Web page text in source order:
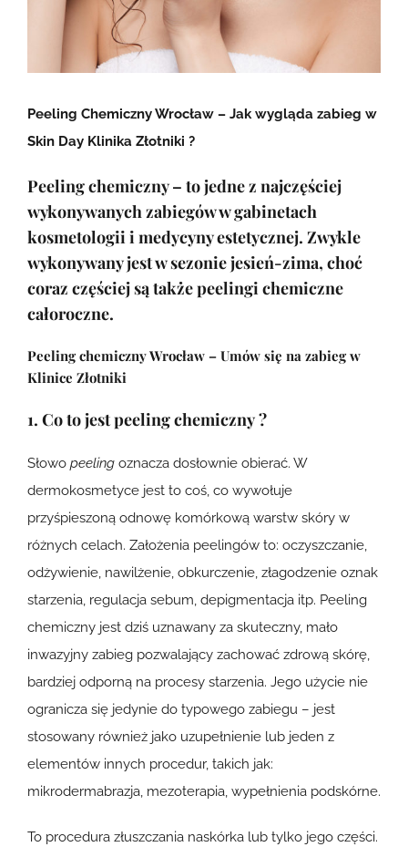
Peeling Chemiczny Wrocław – Jak wygląda zabieg w
Skin Day Klinika Złotniki ?
Peeling chemiczny – to jedne z najczęściej
wykonywanych zabiegów w gabinetach
kosmetologii i medycyny estetycznej. Zwykle
wykonywany jest w sezonie jesień-zima, choć
coraz częściej są takżepeelingi chemiczne
całoroczne.
Peeling chemiczny Wrocław – Umów się na zabieg w
Klinice Złotniki
1. Co to jestpeeling chemiczny?
Słowo peeling oznacza dosłownie obierać. W
dermokosmetyce jest to coś, co wywołuje
przyśpieszoną odnowę komórkową warstw skóry w
różnych celach. Założenia peelingów to: oczyszczanie,
odżywienie, nawilżenie, obkurczenie, złagodzenie oznak
starzenia, regulacja sebum, depigmentacja itp. Peeling
chemiczny jest dziś uznawany za skuteczny, mało
inwazyjny zabieg pozwalający zachować zdrową skórę,
bardziej odporną na procesy starzenia. Jego użycie nie
ogranicza się jedynie do typowego zabiegu – jest
stosowany również jako uzupełnienie lub jeden z
elementów innych procedur, takich jak:
mikrodermabrazja, mezoterapia, wypełnienia podskórne.
To procedura złuszczania naskórka lub tylko jego części.